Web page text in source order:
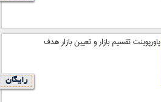
پاورپوینت تقسيم بازار و تعيين بازار هدف
رایگان